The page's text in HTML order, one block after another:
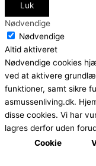
Luk
Nødvendige
Nødvendige
Altid aktiveret
Nødvendige cookies
ved at aktivere
funktioner, samt sikre
asmussenliving.dk.
disse cookies. Vi har
lagres derfor uden
Cookie